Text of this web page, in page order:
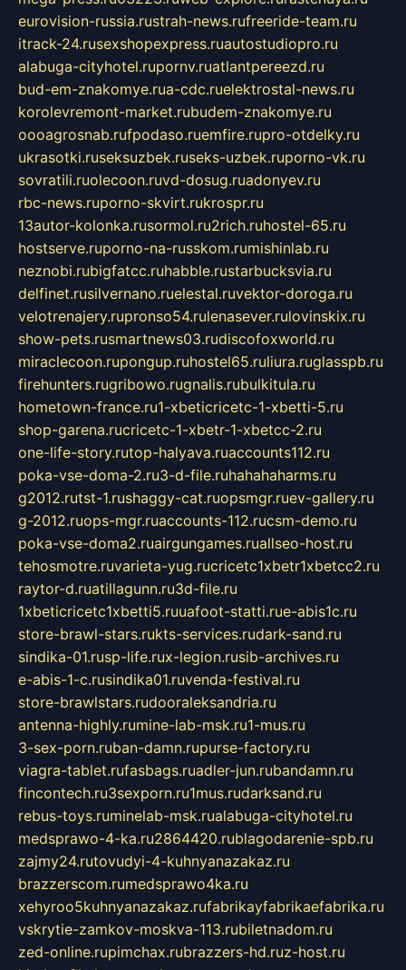
eurovision-russia.rustrah-news.rufreeride-team.ru
itrack-24.rusexshopexpress.ruautostudiopro.ru
alabuga-cityhotel.rupornv.ruatlantpereezd.ru
bud-em-znakomye.rua-cdc.ruelektrostal-news.ru
korolevremont-market.rubudem-znakomye.ru
oooagrosnab.rufpodaso.ruemfire.rupro-otdelky.ru
ukrasotki.ruseksuzbek.ruseks-uzbek.ruporno-vk.ru
sovratili.ruolecoon.ruvd-dosug.ruadonyev.ru
rbc-news.ruporno-skvirt.rukrospr.ru
13autor-kolonka.rusormol.ru2rich.ruhostel-65.ru
hostserve.ruporno-na-russkom.rumishinlab.ru
neznobi.rubigfatcc.ruhabble.rustarbucksvia.ru
delfinet.rusilvernano.ruelestal.ruvektor-doroga.ru
velotrenajery.rupronso54.rulenasever.rulovinskix.ru
show-pets.rusmartnews03.rudiscofoxworld.ru
miraclecoon.rupongup.ruhostel65.ruliura.ruglasspb.ru
firehunters.rugribowo.rugnalis.rubulkitula.ru
hometown-france.ru1-xbeticricetc-1-xbetti-5.ru
shop-garena.rucricetc-1-xbetr-1-xbetcc-2.ru
one-life-story.rutop-halyava.ruaccounts112.ru
poka-vse-doma-2.ru3-d-file.ruhahahaharms.ru
g2012.rutst-1.rushaggy-cat.ruopsmgr.ruev-gallery.ru
g-2012.ruops-mgr.ruaccounts-112.rucsm-demo.ru
poka-vse-doma2.ruairgungames.ruallseo-host.ru
tehosmotre.ruvarieta-yug.rucricetc1xbetr1xbetcc2.ru
raytor-d.ruatillagunn.ru3d-file.ru
1xbeticricetc1xbetti5.ruuafoot-statti.rue-abis1c.ru
store-brawl-stars.rukts-services.rudark-sand.ru
sindika-01.rusp-life.rux-legion.rusib-archives.ru
e-abis-1-c.rusindika01.ruvenda-festival.ru
store-brawlstars.rudooraleksandria.ru
antenna-highly.rumine-lab-msk.ru1-mus.ru
3-sex-porn.ruban-damn.rupurse-factory.ru
viagra-tablet.rufasbags.ruadler-jun.rubandamn.ru
fincontech.ru3sexporn.ru1mus.rudarksand.ru
rebus-toys.ruminelab-msk.rualabuga-cityhotel.ru
medsprawo-4-ka.ru2864420.rublagodarenie-spb.ru
zajmy24.rutovudyi-4-kuhnyanazakaz.ru
brazzerscom.rumedsprawo4ka.ru
xehyroo5kuhnyanazakaz.rufabrikayfabrikaefabrika.ru
vskrytie-zamkov-moskva-113.rubiletnadom.ru
zed-online.rupimchax.rubrazzers-hd.ruz-host.ru